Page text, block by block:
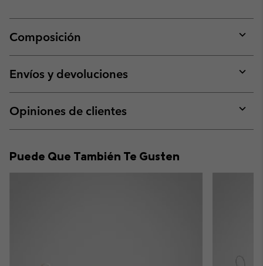
Composición
or
Envíos y devoluciones
or
Opiniones de clientes
or
Puede Que También Te Gusten